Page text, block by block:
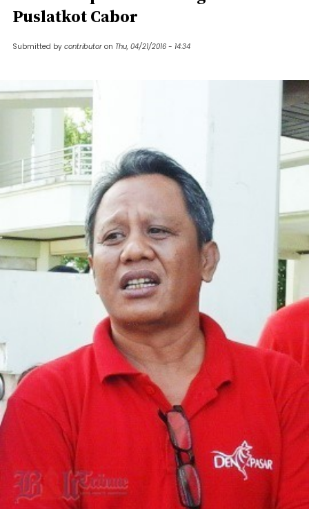
Puslatkot Cabor
Submitted by contributor on Thu, 04/21/2016 - 14:34